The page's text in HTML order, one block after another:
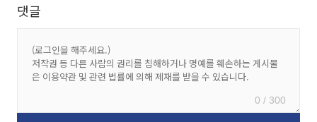
댓글
0 / 300